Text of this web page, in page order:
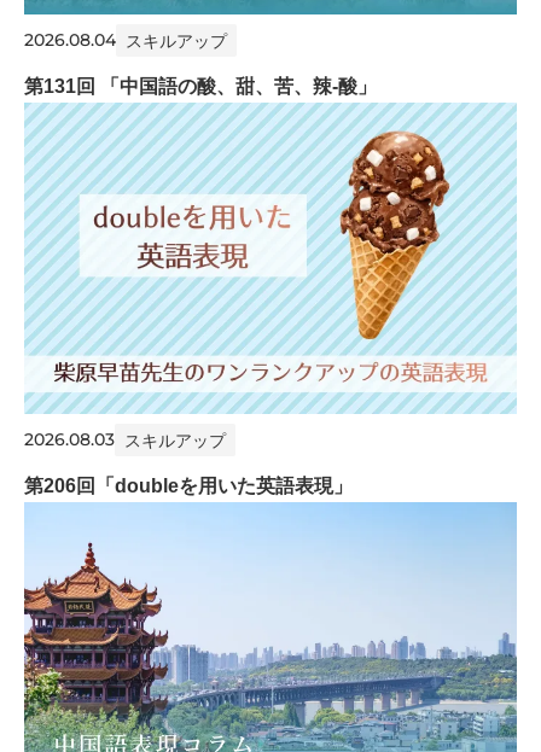
2026.08.04 スキルアップ
第131回 「中国語の酸、甜、苦、辣-酸」
2026.08.03 スキルアップ
第206回「doubleを用いた英語表現」